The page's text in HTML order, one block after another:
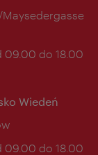
09.00 do 18.00
Wiedeń
09.00 do 18.00